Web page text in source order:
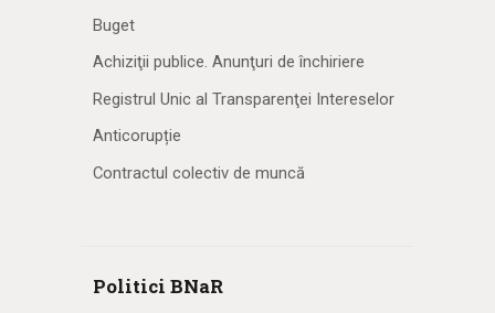
Buget
Achiziţii publice. Anunţuri de închiriere
Registrul Unic al Transparenţei Intereselor
Anticorupție
Contractul colectiv de muncă
Politici BNaR